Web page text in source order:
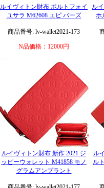
ルイヴィトン財布 ポルトフォイ
ユサラ M62608 エピ バーズ
商品番号: lv-wallet2021-173
N品価格：12000円
ル
ホ
ルイヴィトン財布 新作 2021 ジ
ッピーウォレット M41858 モノ
グラムアンプラント
ル
ル